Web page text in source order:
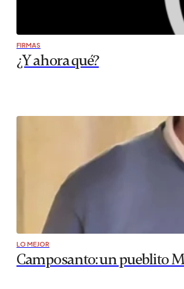
FIRMAS
¿Y ahora qué?
LO MEJOR
Camposanto: un pueblito